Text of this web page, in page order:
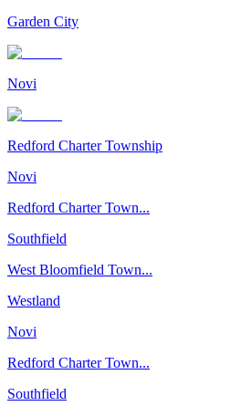
Garden City
Novi
Redford Charter Township
Novi
Redford Charter Town...
Southfield
West Bloomfield Town...
Westland
Novi
Redford Charter Town...
Southfield